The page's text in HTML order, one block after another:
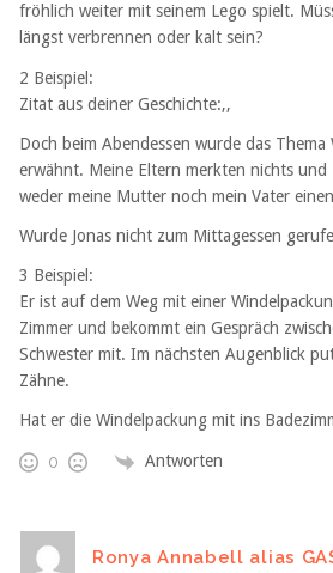
fröhlich weiter mit seinem Lego spielt.
längst verbrennen oder kalt sein?
2 Beispiel:
Zitat aus deiner Geschichte:,,
Doch beim Abendessen wurde das Thema
erwähnt. Meine Eltern merkten nichts und
weder meine Mutter noch mein Vater
Wurde Jonas nicht zum Mittagessen
3 Beispiel:
Er ist auf dem Weg mit einer
Zimmer und bekommt ein Gespräch
Schwester mit. Im nächsten Augenblick
Zähne.
Hat er die Windelpackung mit ins
0 Antworten
Ronya Annabell alias